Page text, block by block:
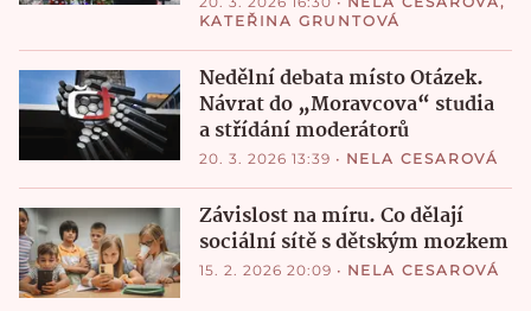
KATEŘINA GRUNTOVÁ
Nedělní debata místo Otázek.
Návrat do „Moravcova“ studia
a střídání moderátorů
20. 3. 2026 13:39 • NELA CESAROVÁ
Závislost na míru. Co dělají
sociální sítě s dětským mozkem
15. 2. 2026 20:09 • NELA CESAROVÁ